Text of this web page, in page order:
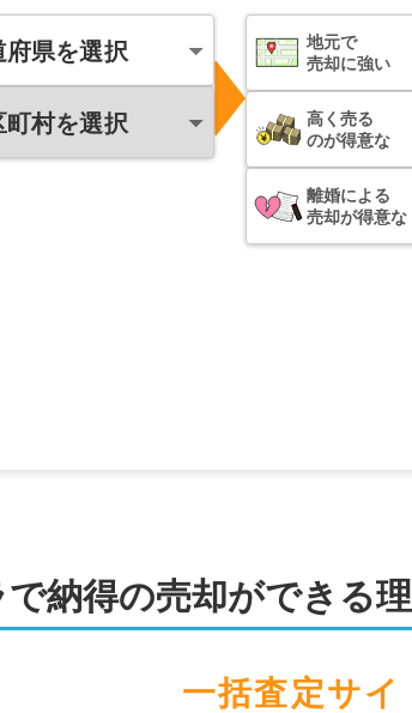
府県を選択
町村を選択
地元で
売却に強い
高く売る
のが得意な
離婚による
売却が得意な
納得の売却ができる
一括査定サイ